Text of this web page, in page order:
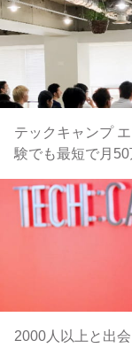
テックキャンプ
験でも最短で月
2000人以上と出